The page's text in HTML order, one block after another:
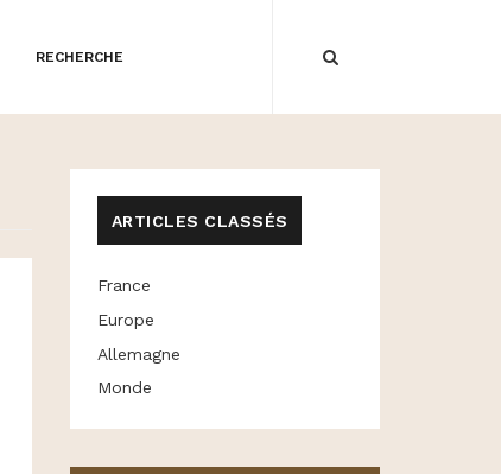
RECHERCHE
ARTICLES CLASSÉS
France
Europe
Allemagne
Monde